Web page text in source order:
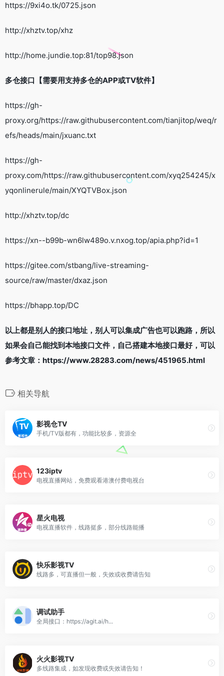
https://9xi4o.tk/0725.json
http://xhztv.top/xhz
http://home.jundie.top:81/top98.json
多仓接口【需要用支持多仓的APP或TV软件】
https://gh-
proxy.org/https://raw.githubusercontent.com/tianjitop/weq/r
efs/heads/main/jxuanc.txt
https://gh-
proxy.com/https://raw.githubusercontent.com/xyq254245/x
yqonlinerule/main/XYQTVBox.json
http://xhztv.top/dc
https://xn--b99b-wn6lw489o.v.nxog.top/apia.php?id=1
https://gitee.com/stbang/live-streaming-
source/raw/master/dxaz.json
https://bhapp.top/DC
以上都是别人的接口地址，别人可以集成广告也可以跑路，所以
如果会自己能找到本地接口文件，自己搭建本地接口最好，可以
参考文章：https://www.28283.com/news/451965.html
相关导航
影视仓TV
手机/TV版都有，功能比较多，资源全
123iptv
电视直播网站，免费观看港澳付费电视台
星火电视
电视直播软件，线路挺多，部分线路能播
快乐影视TV
线路多，可直播但一般，失效或收费请告知
调试助手
全局接口：https://agit.ai/h...
火火影视TV
多线路集成，如发现收费或失效请告知！